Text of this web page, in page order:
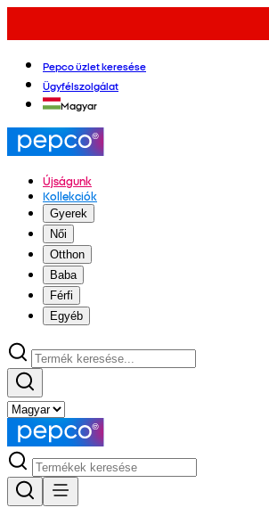
Pepco üzlet keresése
Ügyfélszolgálat
Magyar
Újságunk
Kollekciók
Gyerek
Női
Otthon
Baba
Férfi
Egyéb